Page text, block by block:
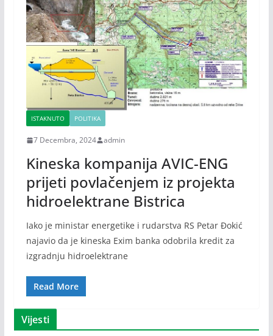
ISTAKNUTO POLITIKA
7 Decembra, 2024 admin
Kineska kompanija AVIC-ENG
prijeti povlačenjem iz projekta
hidroelektrane Bistrica
Iako je ministar energetike i rudarstva RS Petar Đokić
najavio da je kineska Exim banka odobrila kredit za
izgradnju hidroelektrane
Read More
Vijesti